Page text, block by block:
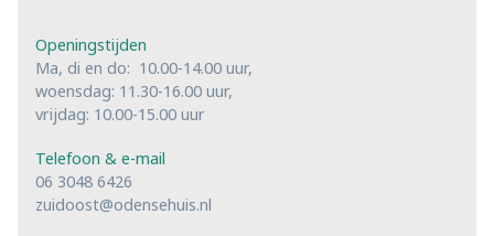
Openingstijden
Ma, di en do: 10.00-14.00 uur,
woensdag: 11.30-16.00 uur,
vrijdag: 10.00-15.00 uur
Telefoon & e-mail
06 3048 6426
zuidoost@odensehuis.nl